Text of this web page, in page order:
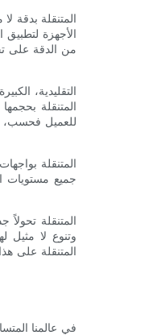
الأجهزة
من الدقة على
للعميل فحسب،
جميع مستويات
وتنوع لا مثيل
في عالمنا